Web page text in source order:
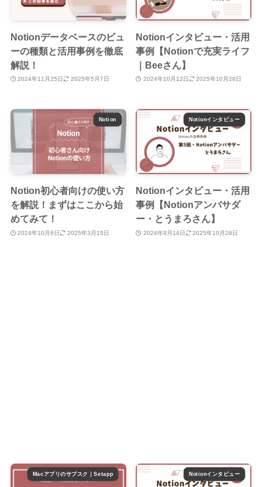
Notionデータベースのビュ
ーの種類と活用事例を徹底
解説！
2024年11月25日 2025年5月7日
Notionインタビュー・活用
事例【Notionで充実ライフ
｜Beeさん】
2024年10月12日 2025年10月28日
Notion
Notion初心者向けの使い方
を解説！まずはここから始
めてみて！
2024年10月6日 2025年3月15日
Notionインタビュー
Notionインタビュー・活用
事例【Notionアンバサダ
ー・とうまろさん】
2024年9月14日 2025年10月28日
Macアプリのサブスク｜Setapp Notionインタビュー